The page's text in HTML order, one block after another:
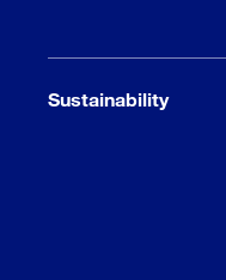
Sustainability